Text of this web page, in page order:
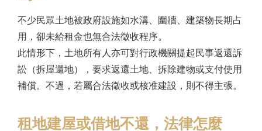
不少民眾土地被政府設施如水溝、圍牆、建築物長期占
用，卻未給租金也無合法徵收程序。
此情形下，土地所有人亦可對行政機關提起民事返還訴
訟（拆屋還地），要求返還土地、拆除建物或支付使用
補償。不過，若屬合法徵收或核准建設，則不得主張。
租地建屋或借地不還，法律怎麼